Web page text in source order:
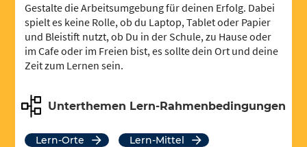
Gestalte die Arbeitsumgebung für deinen Erfolg. Dabei
spielt es keine Rolle, ob du Laptop, Tablet oder Papier
und Bleistift nutzt, ob Du in der Schule, zu Hause oder
im Cafe oder im Freien bist, es sollte dein Ort und deine
Zeit zum Lernen sein.
Unterthemen Lern-Rahmenbedingungen
Lern-Orte
Lern-Mittel